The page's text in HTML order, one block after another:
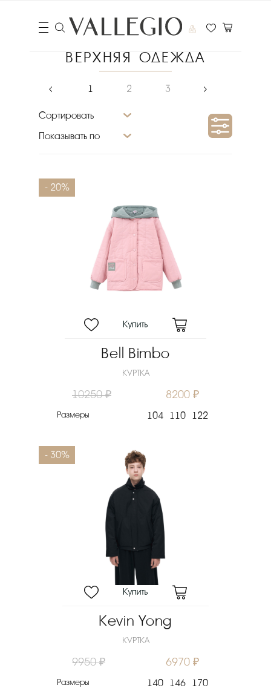
ВЕРХНЯЯ ОДЕЖДА
‹ 1 2 3 ›
Сортировать
Показывать по
Сезон
₽
Выберите порядок сортировки
- 20%
Bell Bimbo
КУРТКА
10250 ₽ 8200 ₽
Размеры 104 110 122
- 30%
Kevin Yong
КУРТКА
9950 ₽ 6970 ₽
Размеры 140 146 170